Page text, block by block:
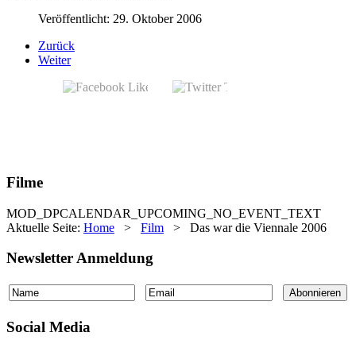
Veröffentlicht: 29. Oktober 2006
Zurück
Weiter
Filme
MOD_DPCALENDAR_UPCOMING_NO_EVENT_TEXT
Aktuelle Seite: Home > Film > Das war die Viennale 2006
Newsletter Anmeldung
Social Media